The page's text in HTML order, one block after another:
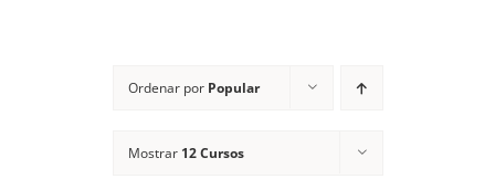
Financiado
Ordenar por Popular
Mostrar 12 Cursos